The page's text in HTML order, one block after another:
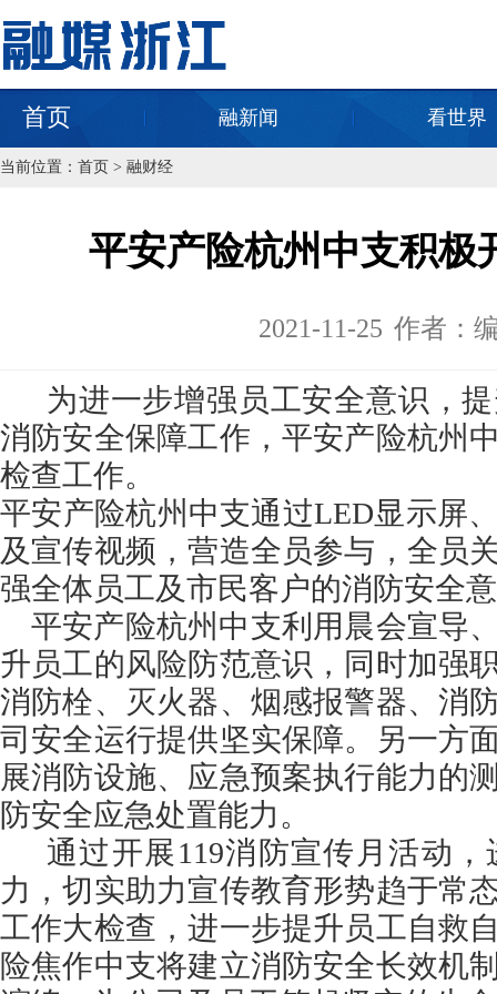
首页 融新闻 看世界
当前位置： 首页 > 融财经
平安产险杭州中支积极
2021-11-25 作者：
为进一步增强员工安全意识，
消防安全保障工作，平安产险杭州
检查工作。
平安产险杭州中支通过LED显示屏
及宣传视频，营造全员参与，全员
强全体员工及市民客户的消防安全
平安产险杭州中支利用晨会宣导
升员工的风险防范意识，同时加强
消防栓、灭火器、烟感报警器、消
司安全运行提供坚实保障。另一方
展消防设施、应急预案执行能力的
防安全应急处置能力。
通过开展119消防宣传月活动
力，切实助力宣传教育形势趋于常
工作大检查，进一步提升员工自救
险焦作中支将建立消防安全长效机